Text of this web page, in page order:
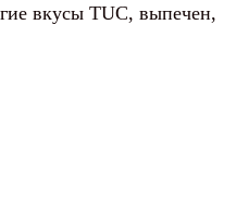
вкусы TUC, выпечен,